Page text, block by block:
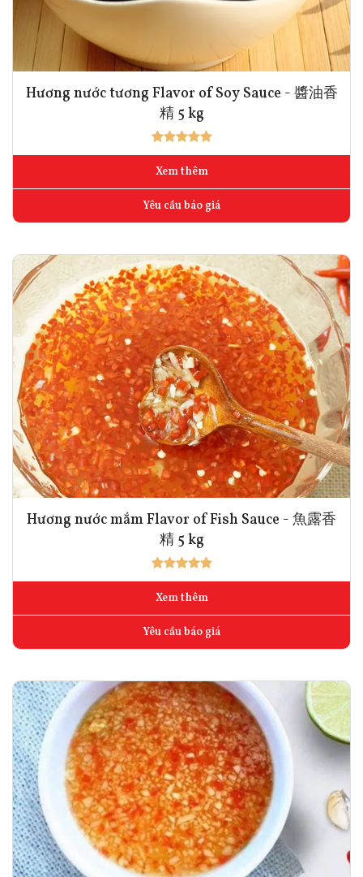
Hương nước tương Flavor of Soy Sauce - 醬油香
精 5 kg
Xem thêm
Yêu cầu báo giá
Hương nước mắm Flavor of Fish Sauce - 魚露香
精 5 kg
Xem thêm
Yêu cầu báo giá